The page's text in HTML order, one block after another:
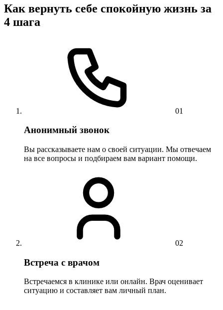
Как вернуть себе спокойную жизнь за
4 шага
01
Анонимный звонок
Вы рассказываете нам о своей ситуации. Мы отвечаем
на все вопросы и подбираем вам вариант помощи.
02
Встреча с врачом
Встречаемся в клинике или онлайн. Врач оценивает
ситуацию и составляет вам личный план.